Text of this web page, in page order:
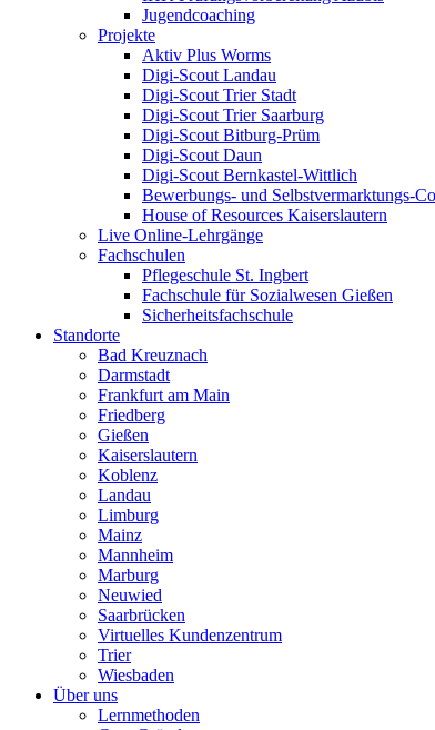
Jugendcoaching
Projekte
Aktiv Plus Worms
Digi-Scout Landau
Digi-Scout Trier Stadt
Digi-Scout Trier Saarburg
Digi-Scout Bitburg-Prüm
Digi-Scout Daun
Digi-Scout Bernkastel-Wittlich
Bewerbungs- und Selbstvermarktungs-
House of Resources Kaiserslautern
Live Online-Lehrgänge
Fachschulen
Pflegeschule St. Ingbert
Fachschule für Sozialwesen Gießen
Sicherheitsfachschule
Standorte
Bad Kreuznach
Darmstadt
Frankfurt am Main
Friedberg
Gießen
Kaiserslautern
Koblenz
Landau
Limburg
Mainz
Mannheim
Marburg
Neuwied
Saarbrücken
Virtuelles Kundenzentrum
Trier
Wiesbaden
Über uns
Lernmethoden